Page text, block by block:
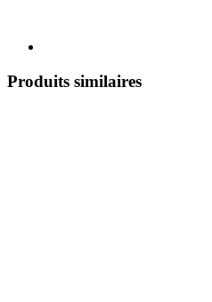
Produits similaires